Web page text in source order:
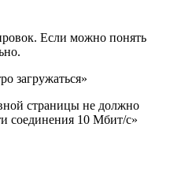
Если можно понять
загружаться»
страницы не должно
соединения 10 Мбит/с»